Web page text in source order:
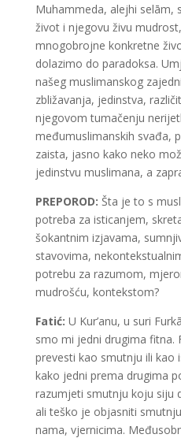
Muhammeda, alejhi selām,
život i njegovu živu
mnogobrojne konkretne
dolazimo do paradoksa.
našeg muslimanskog
zbližavanja, jedinstva,
njegovom tumačenju
međumuslimanskih svađa,
zaista, jasno kako neko
jedinstvu muslimana, a
PREPOROD: Šta je to s
potreba za isticanjem,
šokantnim izjavama,
stavovima,
potrebu za razumom,
mudrošću, kontekstom?
Fatić: U Kur’anu, u suri
smo mi jedni drugima fitna.
prevesti kao smutnju ili kao
kako jedni prema drugima
razumjeti smutnju koju siju
ali teško je objasniti
nama, vjernicima.